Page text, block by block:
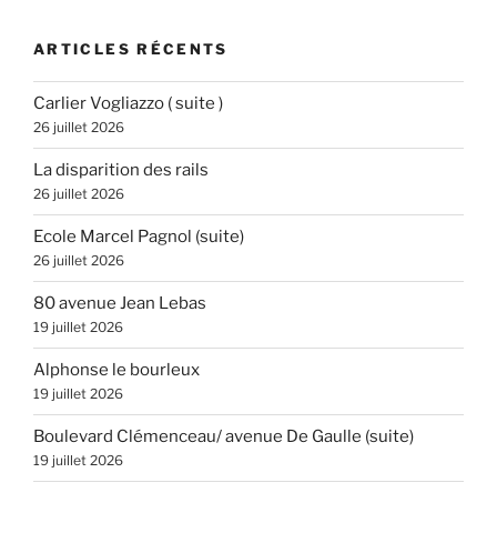
ARTICLES RÉCENTS
Carlier Vogliazzo ( suite )
26 juillet 2026
La disparition des rails
26 juillet 2026
Ecole Marcel Pagnol (suite)
26 juillet 2026
80 avenue Jean Lebas
19 juillet 2026
Alphonse le bourleux
19 juillet 2026
Boulevard Clémenceau/ avenue De Gaulle (suite)
19 juillet 2026